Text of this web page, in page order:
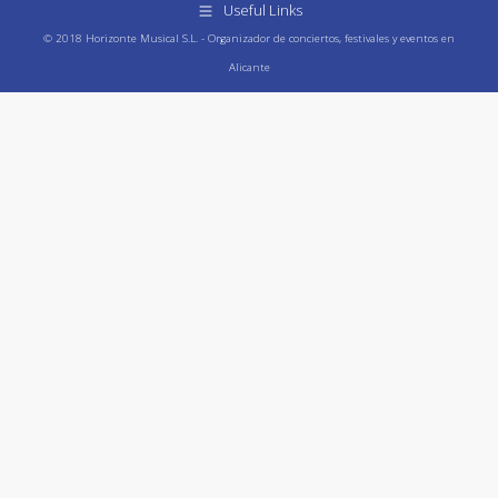
Useful Links
© 2018 Horizonte Musical S.L. - Organizador de conciertos, festivales y eventos en
Alicante